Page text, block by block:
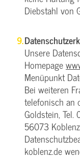
Diebstahl von
Unsere
Homepage
Menüpunkt
Bei weiteren
telefonisch an
Goldstein,
56073
koblenz.de